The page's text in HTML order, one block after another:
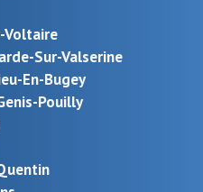
Voltaire
Sur-Valserine
En-Bugey
Pouilly